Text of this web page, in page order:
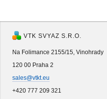
VTK SVYAZ S.R.O.
Na Folimance 2155/15, Vinohrady
120 00 Praha 2
sales@vtkt.eu
+420 777 209 321